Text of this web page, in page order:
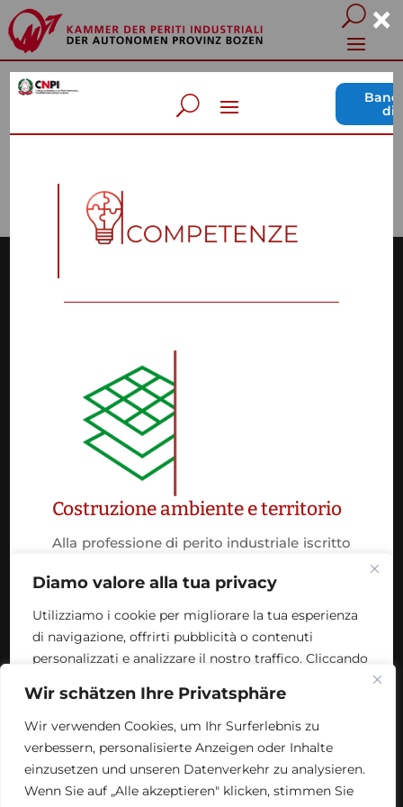
Wir schätzen Ihre Privatsphäre
Wir verwenden Cookies, um Ihr Surferlebnis zu
verbessern, personalisierte Anzeigen oder Inhalte
einzusetzen und unseren Datenverkehr zu analysieren.
Wenn Sie auf „Alle akzeptieren" klicken, stimmen Sie
TRANSPARENTE VERWALTUNG
Andreas Hofer Strasse 9 – 39100 Bozen (BZ)
Tel. +39 0471 971518
e-mail: segreteria@peritiindustriali.bz.it
pec: ordinedibolzano@pec.cnpi.it
www.peritiindustriali.bz.it
UFLC97 / Split payment
15:00-17:00 Uhr
DSGVO
Datenschutzrichtlinie
Cookie Richtlinie
Folgen Sie den sozialen
Netzwerken des CNPI
×